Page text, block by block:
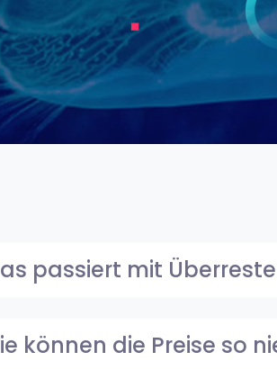
passiert mit
können die Preise so